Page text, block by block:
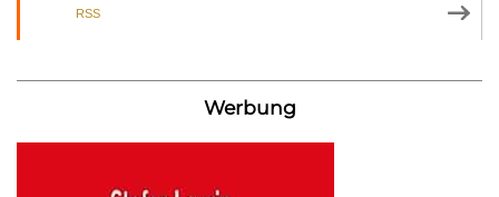
RSS
Werbung